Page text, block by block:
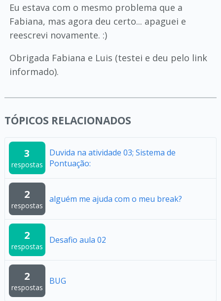
Eu estava com o mesmo problema que a
Fabiana, mas agora deu certo... apaguei e
reescrevi novamente. :)
Obrigada Fabiana e Luis (testei e deu pelo link
informado).
TÓPICOS RELACIONADOS
3
respostas
Duvida na atividade 03; Sistema de
Pontuação:
2
respostas
alguém me ajuda com o meu break?
2
respostas
Desafio aula 02
2
respostas
BUG